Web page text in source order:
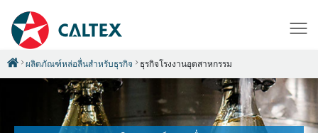
ผลิตภัณฑ์หล่อลื่นสำหรับธุรกิจ ธุรกิจโรงงานอุตสาหกรรม